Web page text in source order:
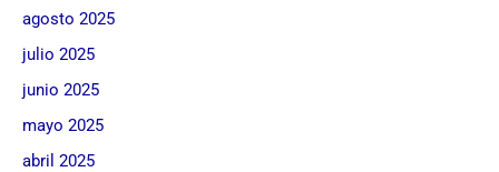
agosto 2025
julio 2025
junio 2025
mayo 2025
abril 2025